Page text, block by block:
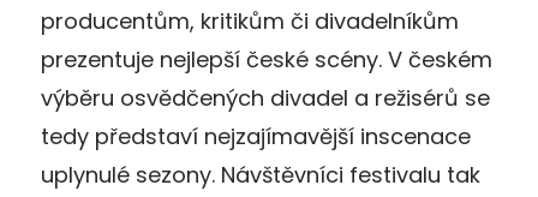
producentům, kritikům či divadelníkům
prezentuje nejlepší české scény. V českém
výběru osvědčených divadel a režisérů se
tedy představí nejzajímavější inscenace
uplynulé sezony. Návštěvníci festivalu tak